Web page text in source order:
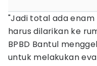
"Jadi total ada
harus dilarikan ke
BPBD Bantul
untuk melakukan